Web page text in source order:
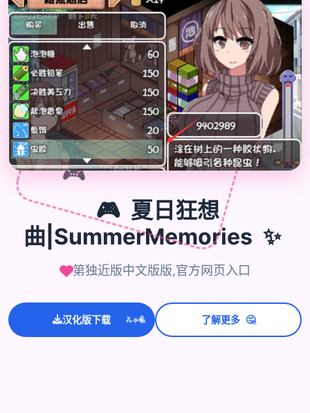
🎮
🎮 夏日狂想
曲|SummerMemories ✨
第独近版中文版版,官方网页入口
汉化版下载 ✨⭐💫 了解更多 🤔